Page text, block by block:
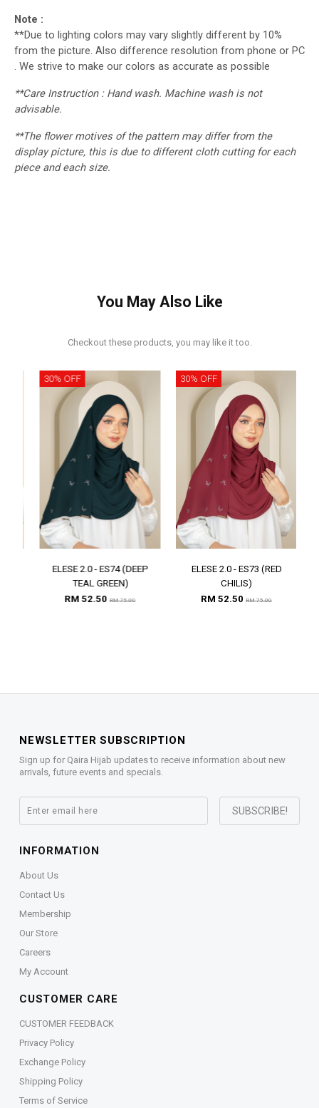
Note :
**Due to lighting colors may vary slightly different by 10%
from the picture. Also difference resolution from phone or PC
. We strive to make our colors as accurate as possible
**Care Instruction : Hand wash. Machine wash is not
advisable.
**The flower motives of the pattern may differ from the
display picture, this is due to different cloth cutting for each
piece and each size.
You May Also Like
Checkout these products, you may like it too.
30% OFF
ELESE 2.0 - ES74 (DEEP
TEAL GREEN)
RM 52.50RM 75.00
30% OFF
ELESE 2.0 - ES73 (RED
CHILIS)
RM 52.50 RM 75.00
NEWSLETTER SUBSCRIPTION
Sign up for Qaira Hijab updates to receive information about new
arrivals, future events and specials.
INFORMATION
About Us
Contact Us
Membership
Our Store
Careers
My Account
CUSTOMER CARE
CUSTOMER FEEDBACK
Privacy Policy
Exchange Policy
Shipping Policy
Terms of Service